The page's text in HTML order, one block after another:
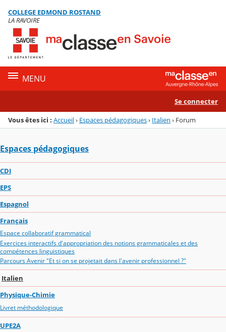
Menu de la rubrique
Contenu
COLLEGE EDMOND ROSTAND
LA RAVOIRE
MENU
Se connecter
Vous êtes ici : Accueil› Espaces pédagogiques› Italien › Forum
Espaces pédagogiques
CDI
EPS
Espagnol
Français
Espace collaboratif grammatical
Exercices interactifs d'appropriation des notions grammaticales et des
compétences linguistiques
Parcours Avenir "Et si on se projetait dans l'avenir professionnel ?"
Italien
Physique-Chimie
Livret méthodologique
UPE2A